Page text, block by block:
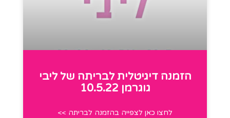
הזמנה דיגיטלית לבריתה של ליבי
גוגרמן 10.5.22
לחצו כאן לצפייה בהזמנה לבריתה >>